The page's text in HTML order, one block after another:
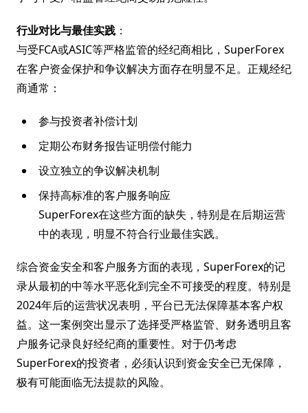
行业对比与最佳实践 ：
与受FCA或ASIC等严格监管的经纪商相比，SuperForex
在客户资金保护和争议解决方面存在明显不足。正规经纪
商通常：
参与投资者补偿计划
定期公布财务报告证明偿付能力
设立独立的争议解决机制
保持高标准的客户服务响应
SuperForex在这些方面的缺失，特别是在后期运营
中的表现，明显不符合行业最佳实践。
综合资金安全和客户服务方面的表现，SuperForex的记
录从最初的中等水平恶化到完全不可接受的程度。特别是
2024年后的运营状况表明，平台已无法保障基本客户权
益。这一案例突出显示了选择受严格监管、财务透明且客
户服务记录良好经纪商的重要性。对于仍考虑
SuperForex的投资者，必须认识到资金安全已无保障，
极有可能面临无法提款的风险。